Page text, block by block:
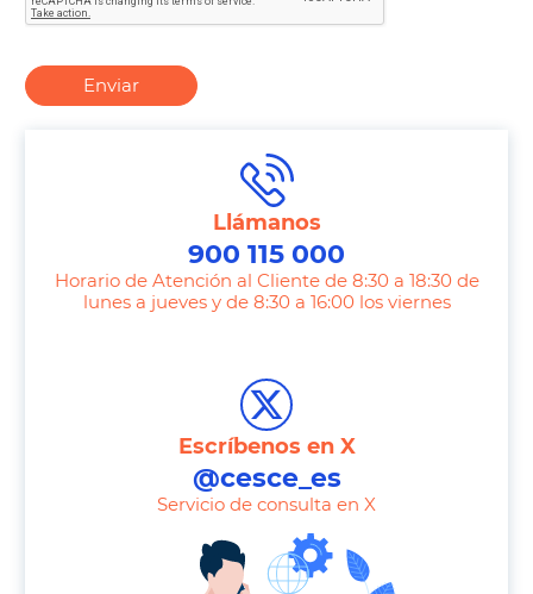
Llámanos
900 115 000
Horario de Atención al Cliente de 8:30 a 18:30 de
lunes a jueves y de 8:30 a 16:00 los viernes
Escríbenos en X
@cesce_es
Servicio de consulta en X
Enviar